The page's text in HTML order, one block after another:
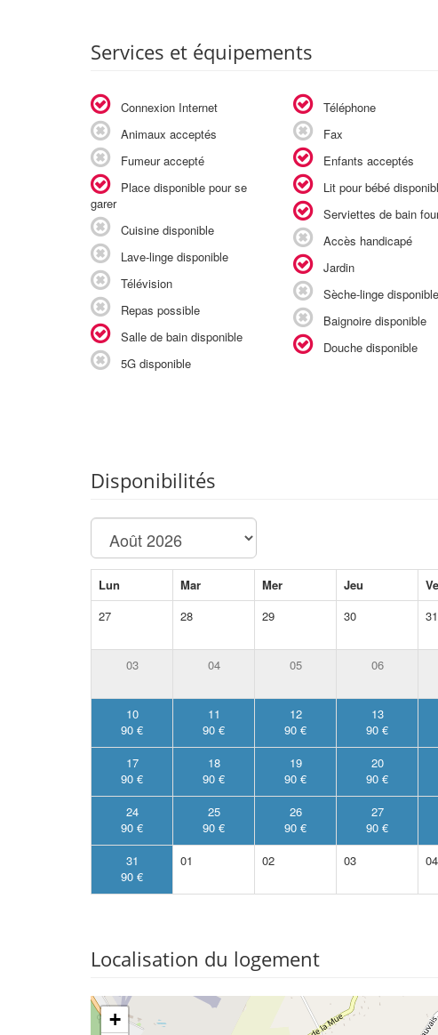
Services et équipements
Connexion Internet
Animaux acceptés
Fumeur accepté
Place disponible pour se
garer
Cuisine disponible
Lave-linge disponible
Télévision
Repas possible
Salle de bain disponible
5G disponible
Téléphone
Fax
Enfants acceptés
Lit pour bébé
Serviettes de bain
Accès handicapé
Jardin
Sèche-linge disponible
Baignoire disponible
Douche disponible
Disponibilités
Lun Mar Mer Jeu
27
28 29 30 31
03 04 05 06
10
90 €
11
90 €
12
90 €
13
90 €
17
90 €
18
90 €
19
90 €
20
90 €
24
90 €
25
90 €
26
90 €
27
90 €
31
90 €
01 02 03 04
Localisation du logement
+